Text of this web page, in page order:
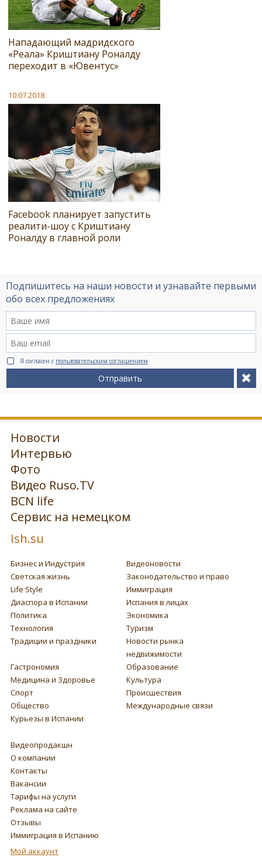
Нападающий мадридского
«Реала» Криштиану Роналду
переходит в «Ювентус»
10.07.2018
Facebook планирует запустить
реалити-шоу с Криштиану
Роналду в главной роли
Подпишитесь на наши новости и узнавайте первыми
обо всех предложениях
Я согласен с пользовательским соглашением
Отправить
Новости
Интервью
Фото
Видео Ruso.TV
BCN life
Сервис на немецком
Ish.su
Бизнес и Индустрия
Видеоновости
Светская жизнь
Законодательство и право
Life Style
Иммиграция
Диаспора в Испании
Испания в лицах
Политика
Экономика
Технология
Туризм
Традиции и праздники
Новости рынка
недвижимости
Гастрономия
Образование
Медицина и Здоровье
Культура
Спорт
Происшествия
Общество
Международные связи
Курьезы в Испании
Видеопродакшн
О компании
Контакты
Вакансии
Тарифы на услуги
Реклама на сайте
Отзывы
Иммиграция в Испанию
Мой аккаунт